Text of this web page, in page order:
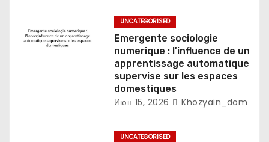
UNCATEGORISED
Emergente sociologie
numerique : l'influence de un
apprentissage automatique
supervise sur les espaces
domestiques
Июн 15, 2026 Khozyain_dom
UNCATEGORISED